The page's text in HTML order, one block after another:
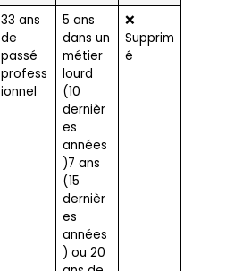
33 ans
de
passé
profess
ionnel
5 ans
dans un
métier
lourd
(10
dernièr
es
années
)7 ans
(15
dernièr
es
années
) ou 20
❌
Supprim
é